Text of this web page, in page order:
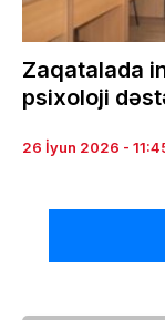
Zaqatalada
psixoloji
26 İyun 2026 -